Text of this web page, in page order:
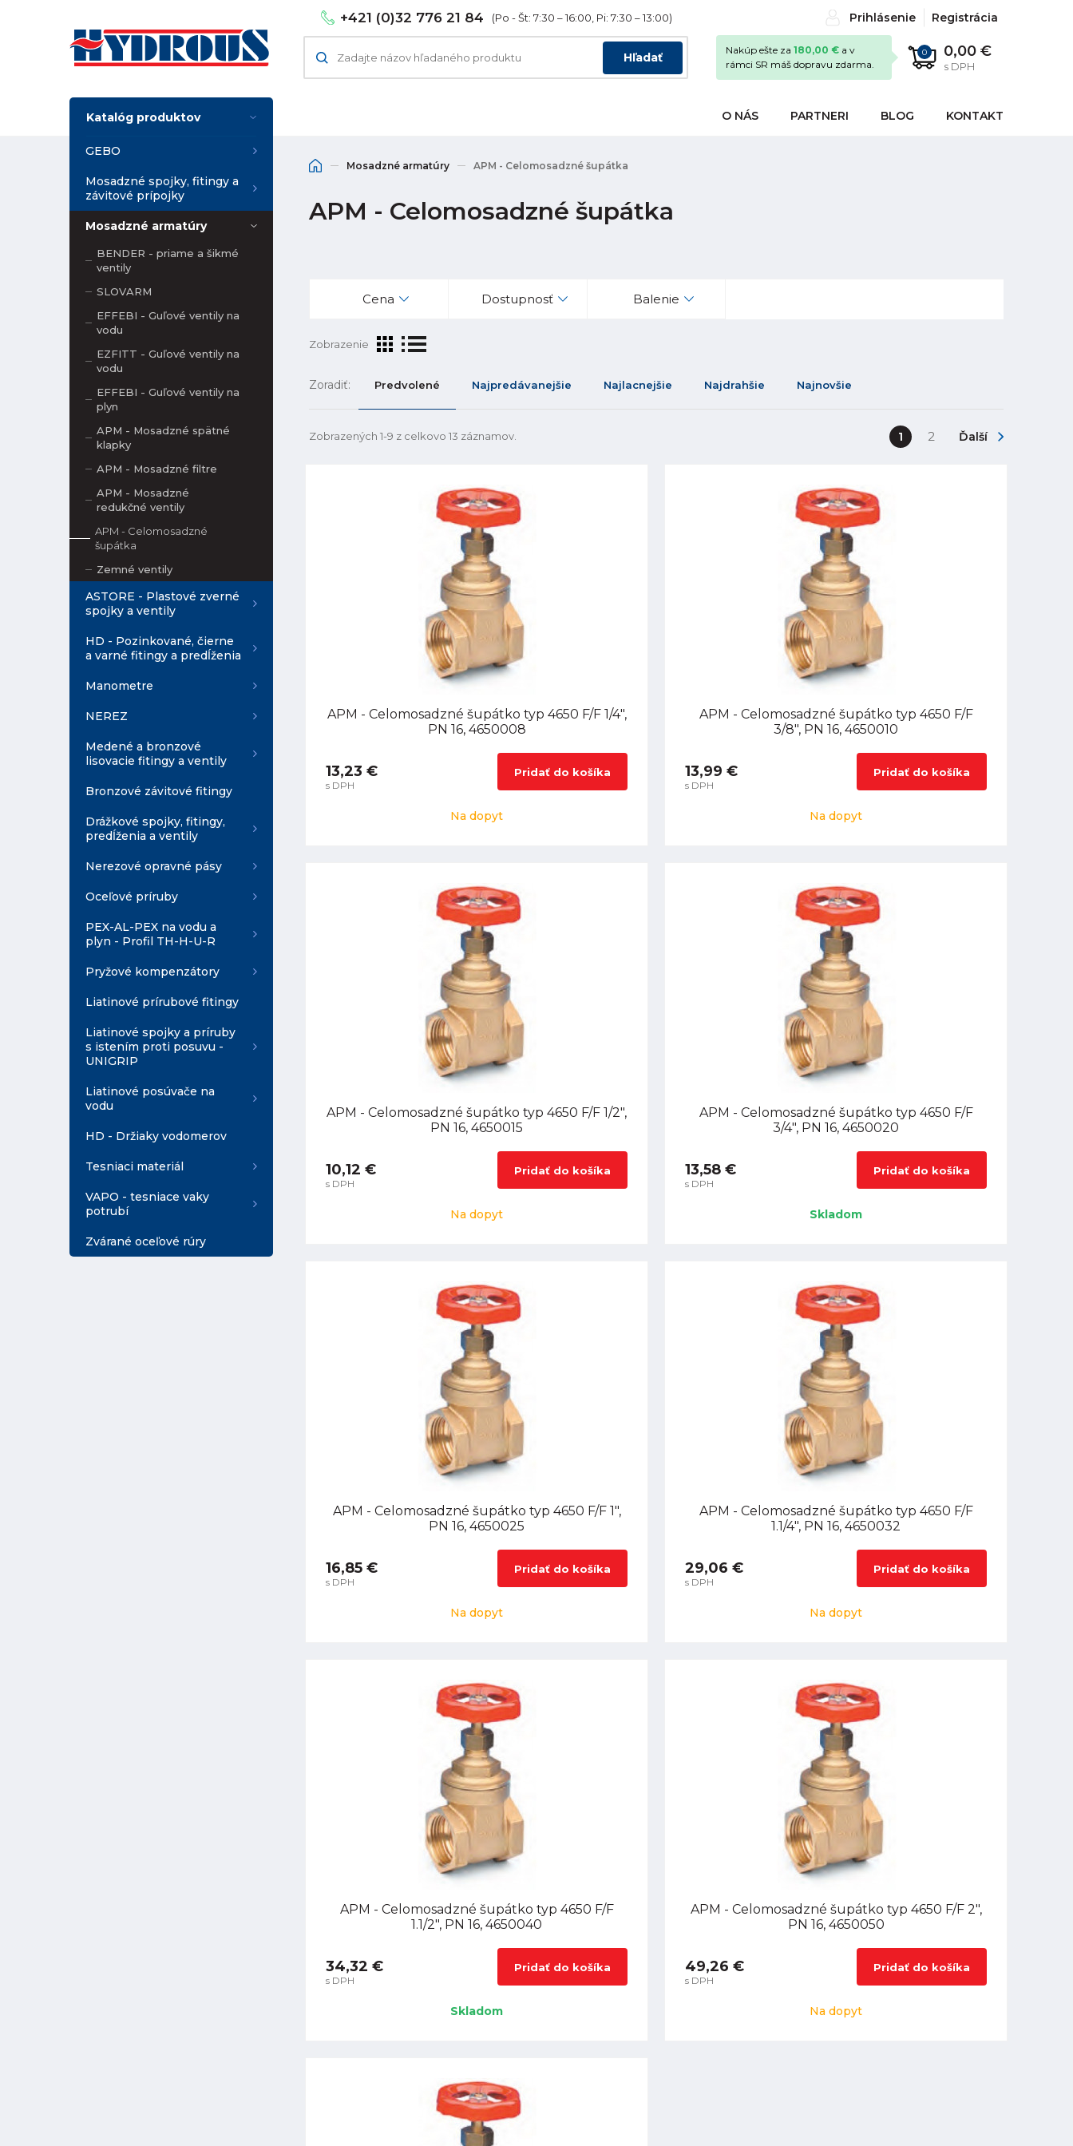
+421 (0)32 776 21 84 (Po - Št: 7:30 – 16:00, Pi: 7:30 – 13:00) Prihlásenie Registrácia
Hľadať 0 0,00 €
s DPH
Nakúp ešte za 180,00 € a v
rámci SR máš dopravu zdarma.
O NÁS PARTNERI BLOG KONTAKT
Katalóg produktov
GEBO
Mosadzné spojky, fitingy a
závitové prípojky
Mosadzné armatúry
BENDER - priame a šikmé
ventily
SLOVARM
EFFEBI - Guľové ventily na
vodu
EZFITT - Guľové ventily na
vodu
EFFEBI - Guľové ventily na
plyn
APM - Mosadzné spätné
klapky
APM - Mosadzné filtre
APM - Mosadzné
redukčné ventily
APM - Celomosadzné
šupátka
Zemné ventily
ASTORE - Plastové zverné
spojky a ventily
HD - Pozinkované, čierne
a varné fitingy a predĺženia
Manometre
NEREZ
Medené a bronzové
lisovacie fitingy a ventily
Bronzové závitové fitingy
Drážkové spojky, fitingy,
predĺženia a ventily
Nerezové opravné pásy
Oceľové príruby
PEX-AL-PEX na vodu a
plyn - Profil TH-H-U-R
Pryžové kompenzátory
Liatinové prírubové fitingy
Liatinové spojky a príruby
s istením proti posuvu -
UNIGRIP
Liatinové posúvače na
vodu
HD - Držiaky vodomerov
Tesniaci materiál
VAPO - tesniace vaky
potrubí
Zvárané oceľové rúry
Mosadzné armatúry APM - Celomosadzné šupátka
APM - Celomosadzné šupátka
Cena Dostupnosť Balenie
Zobrazenie
Zoradiť: Predvolené Najpredávanejšie Najlacnejšie Najdrahšie Najnovšie
Zobrazených 1-9 z celkovo 13 záznamov. 1 2 Ďalší
APM - Celomosadzné šupátko typ 4650 F/F 1/4",
PN 16, 4650008
13,23 €
s DPH
Pridať do košíka
Na dopyt
APM - Celomosadzné šupátko typ 4650 F/F
3/8", PN 16, 4650010
13,99 €
s DPH
Pridať do košíka
Na dopyt
APM - Celomosadzné šupátko typ 4650 F/F 1/2",
PN 16, 4650015
10,12 €
s DPH
Pridať do košíka
Na dopyt
APM - Celomosadzné šupátko typ 4650 F/F
3/4", PN 16, 4650020
13,58 €
s DPH
Pridať do košíka
Skladom
APM - Celomosadzné šupátko typ 4650 F/F 1",
PN 16, 4650025
16,85 €
s DPH
Pridať do košíka
Na dopyt
APM - Celomosadzné šupátko typ 4650 F/F
1.1/4", PN 16, 4650032
29,06 €
s DPH
Pridať do košíka
Na dopyt
APM - Celomosadzné šupátko typ 4650 F/F
1.1/2", PN 16, 4650040
34,32 €
s DPH
Pridať do košíka
Skladom
APM - Celomosadzné šupátko typ 4650 F/F 2",
PN 16, 4650050
49,26 €
s DPH
Pridať do košíka
Na dopyt